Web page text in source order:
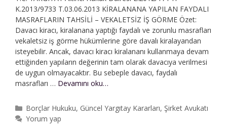
K.2013/9733 T.03.06.2013 KİRALANANA YAPILAN FAYDALI
MASRAFLARIN TAHSİLİ – VEKALETSİZ İŞ GÖRME Özet:
Davacı kiracı, kiralanana yaptığı faydalı ve zorunlu masrafları
vekaletsiz iş görme hükümlerine göre davalı kiralayandan
isteyebilir. Ancak, davacı kiracı kiralananı kullanmaya devam
ettiğinden yapıların değerinin tam olarak davacıya verilmesi
de uygun olmayacaktır. Bu sebeple davacı, faydalı
masrafları … Devamını oku…
Faydalı
Masrafların
Kategoriler
Borçlar Hukuku, Güncel Yargıtay Kararları, Şirket Avukatı
Yorum yap